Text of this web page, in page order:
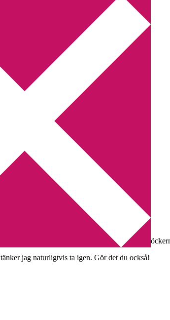
med P3 Populär
P3 Populär
. Bland annat avhandlades
jag naturligtvis ta igen. Gör det du också!